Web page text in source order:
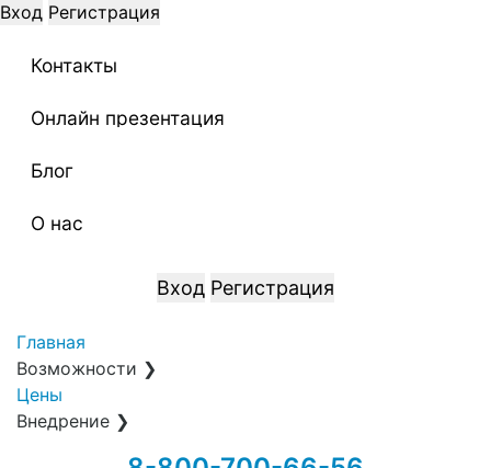
Вход Регистрация
Контакты
Онлайн презентация
Блог
О нас
Вход Регистрация
Главная
Возможности ❯
Цены
Внедрение ❯